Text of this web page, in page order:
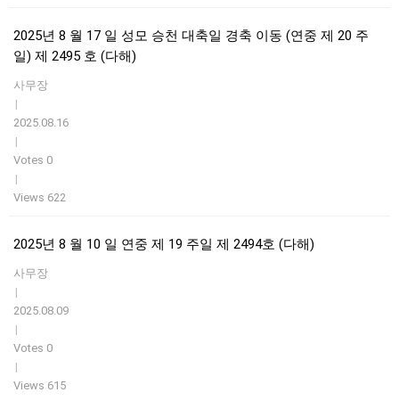
2025년 8 월 17 일 성모 승천 대축일 경축 이동 (연중 제 20 주
일) 제 2495 호 (다해)
사무장
|
2025.08.16
|
Votes 0
|
Views 622
2025년 8 월 10 일 연중 제 19 주일 제 2494호 (다해)
사무장
|
2025.08.09
|
Votes 0
|
Views 615